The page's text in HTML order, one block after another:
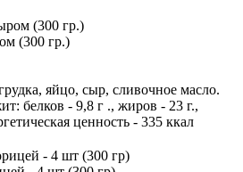
(300 гр.)
яйцо, сыр, сливочное масло.
белков - 9,8 г ., жиров - 23 г.,
ценность - 335 ккал